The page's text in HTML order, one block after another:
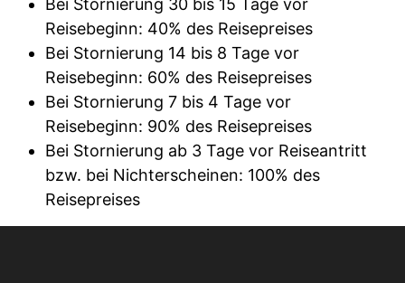
Bei Stornierung 30 bis 15 Tage vor
Reisebeginn: 40% des Reisepreises
Bei Stornierung 14 bis 8 Tage vor
Reisebeginn: 60% des Reisepreises
Bei Stornierung 7 bis 4 Tage vor
Reisebeginn: 90% des Reisepreises
Bei Stornierung ab 3 Tage vor Reiseantritt
bzw. bei Nichterscheinen: 100% des
Reisepreises